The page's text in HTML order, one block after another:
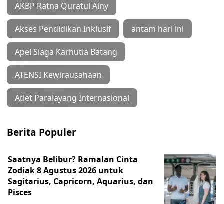
AKBP Ratna Quratul Ainy
Akses Pendidikan Inklusif antam hari ini
Apel Siaga Karhutla Batang
ATENSI Kewirausahaan
Atlet Paralayang Internasional
Berita Populer
Saatnya Belibur? Ramalan Cinta
Zodiak 8 Agustus 2026 untuk
Sagitarius, Capricorn, Aquarius, dan
Pisces